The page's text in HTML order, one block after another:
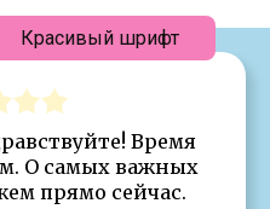
Время
О самых важных
прямо сейчас.
Красивый шрифт